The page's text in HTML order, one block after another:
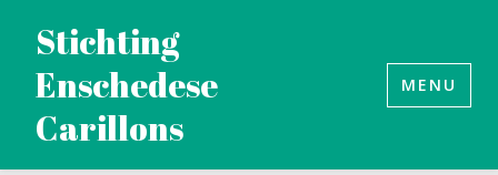
inhoud
springen
Stichting
Enschedese
Carillons
MENU